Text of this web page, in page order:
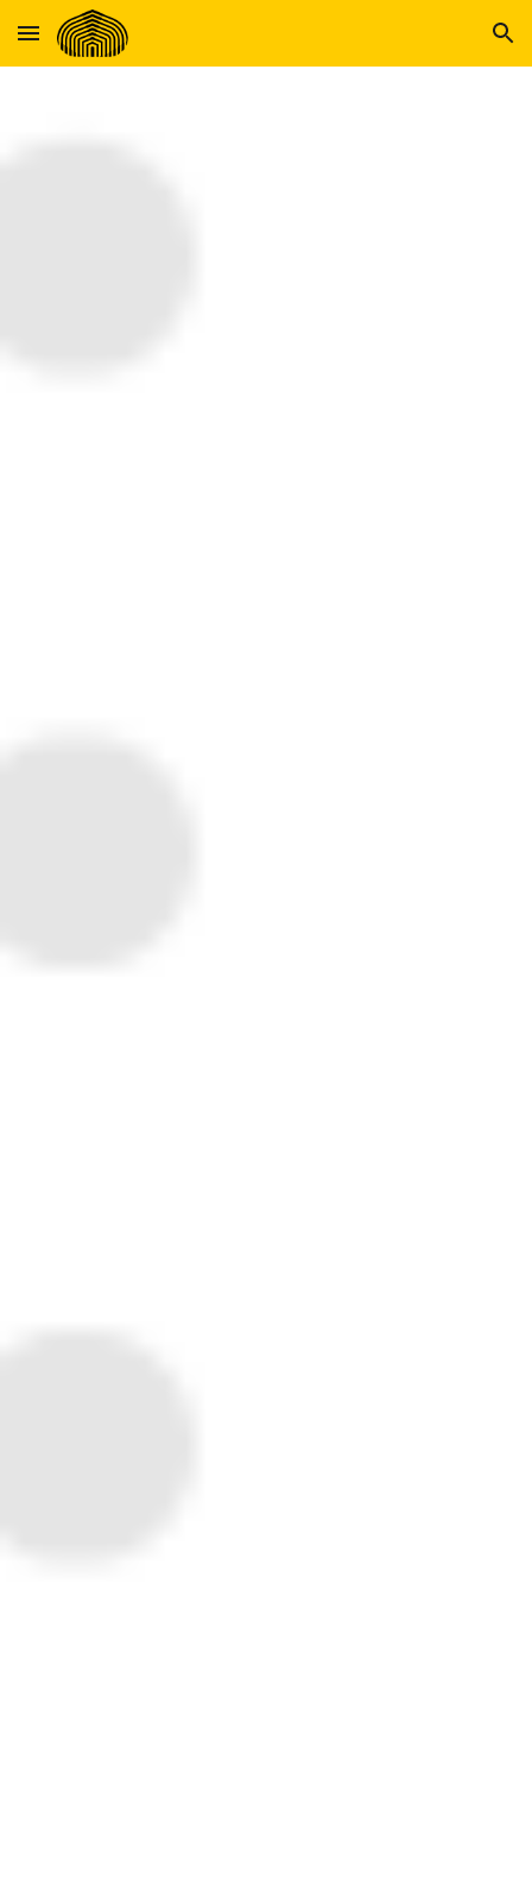
Skip to main content Skip to navigation